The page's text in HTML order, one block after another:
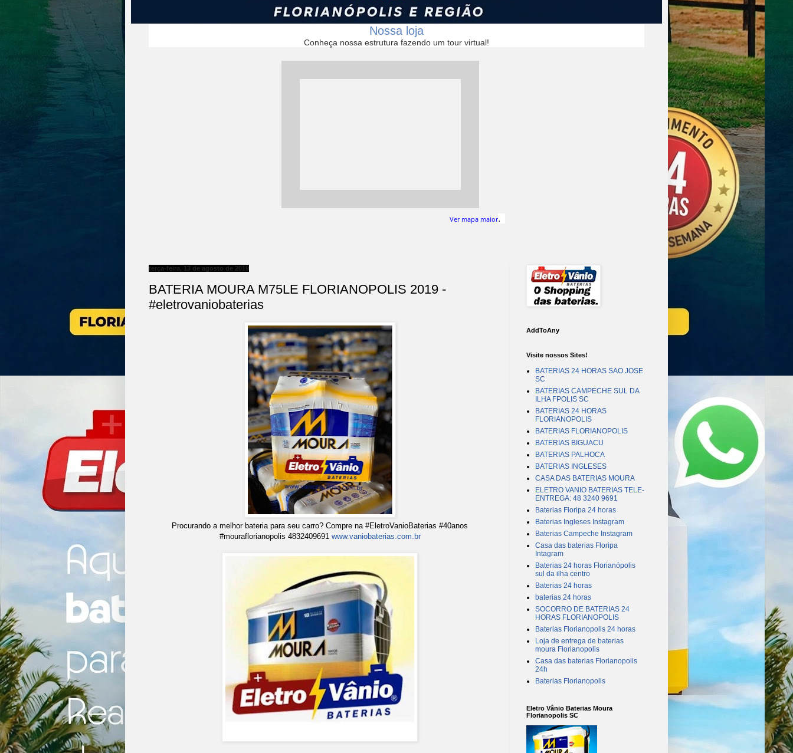
Nossa loja
Conheça nossa estrutura fazendo um tour virtual!
Ver mapa maior.
terça-feira, 13 de agosto de 2019
BATERIA MOURA M75LE FLORIANOPOLIS 2019 -
#eletrovaniobaterias
Procurando a melhor bateria para seu carro? Compre na #EletroVanioBaterias #40anos
#mouraflorianopolis 4832409691 www.vaniobaterias.com.br
AddToAny
Visite nossos Sites!
BATERIAS 24 HORAS SAO JOSE
SC
BATERIAS CAMPECHE SUL DA
ILHA FPOLIS SC
BATERIAS 24 HORAS
FLORIANOPOLIS
BATERIAS FLORIANOPOLIS
BATERIAS BIGUACU
BATERIAS PALHOCA
BATERIAS INGLESES
CASA DAS BATERIAS MOURA
ELETRO VANIO BATERIAS TELE-
ENTREGA: 48 3240 9691
Baterias Floripa 24 horas
Baterias Ingleses Instagram
Baterias Campeche Instagram
Casa das baterias Floripa
Intagram
Baterias 24 horas Florianópolis
sul da ilha centro
Baterias 24 horas
baterias 24 horas
SOCORRO DE BATERIAS 24
HORAS FLORIANOPOLIS
Baterias Florianopolis 24 horas
Loja de entrega de baterias
moura Florianopolis
Casa das baterias Florianopolis
24h
Baterias Florianopolis
Eletro Vânio Baterias Moura
Florianopolis SC